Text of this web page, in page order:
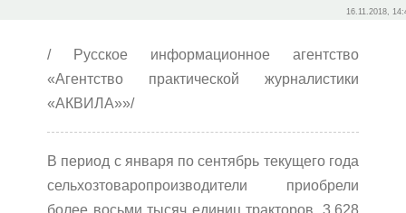
16.11.2018,
/ Русское информационное агентство
«Агентство практической журналистики
«АКВИЛА»»/
В период с января по сентябрь текущего года
сельхозтоваропроизводители приобрели
более восьми тысяч единиц тракторов, 3,628